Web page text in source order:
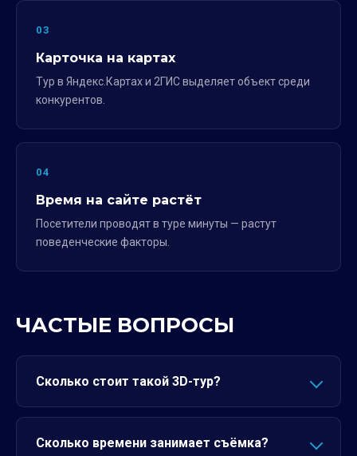
03
Карточка на картах
Тур в Яндекс.Картах и 2ГИС выделяет объект среди
конкурентов.
04
Время на сайте растёт
Посетители проводят в туре минуты — растут
поведенческие факторы.
ЧАСТЫЕ ВОПРОСЫ
Сколько стоит такой 3D-тур?
Сколько времени занимает съёмка?